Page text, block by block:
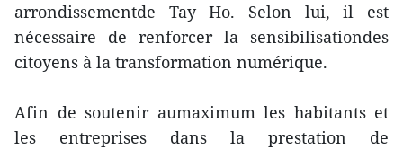
arrondissementde Tay Ho. Selon lui, il est
nécessaire de renforcer la sensibilisationdes
citoyens à la transformation numérique.
Afin de soutenir aumaximum les habitants et
les entreprises dans la prestation de